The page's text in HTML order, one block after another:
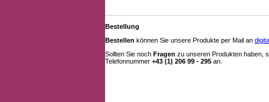
Bestellung
Bestellen können Sie unsere Produkte per Mail an
Sollten Sie noch Fragen zu unseren Produkten haben,
Telefonnummer +43 (1) 206 99 - 295 an.